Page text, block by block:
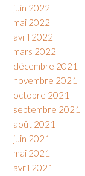
juin 2022
mai 2022
avril 2022
mars 2022
décembre 2021
novembre 2021
octobre 2021
septembre 2021
août 2021
juin 2021
mai 2021
avril 2021